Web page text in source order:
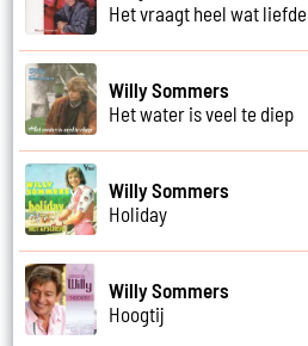
Het vraagt heel wat liefde
Willy Sommers
Het water is veel te diep
Willy Sommers
Holiday
Willy Sommers
Hoogtij